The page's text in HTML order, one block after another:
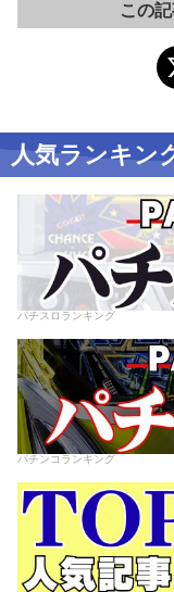
この
人気ランキン
パチスロランキング
パチンコランキング